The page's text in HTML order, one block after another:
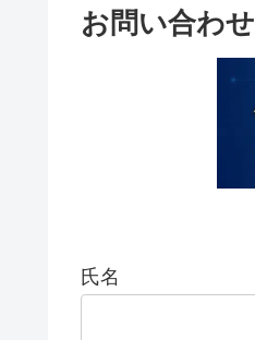
お問い合わせ
氏名